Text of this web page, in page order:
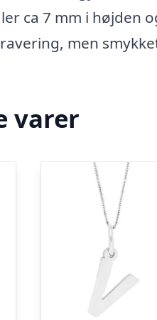
ca 7 mm i højden
men
varer